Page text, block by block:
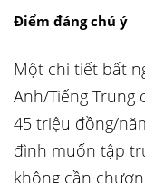
Điểm đáng chú ý
Một chi tiết bất
Anh/Tiếng Trung
45 triệu đồng/
đình muốn tập
không cần